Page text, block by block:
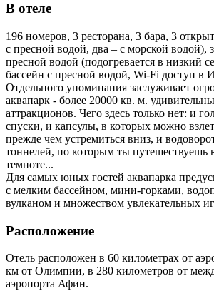
В отеле
196 номеров, 3 ресторана, 3 бара, 3
с пресной водой, два – с морской водой),
пресной водой (подогревается в низкий
бассейн с пресной водой, Wi-Fi доступ в
Отдельного упоминания заслуживает
аквапарк - более 20000 кв. м.
аттракционов. Чего здесь только нет: и
спуски, и капсулы, в которых можно
прежде чем устремиться вниз, и
тоннелей, по которым ты путешествуешь
темноте...
Для самых юных гостей аквапарка
с мелким бассейном, мини-горками,
вулканом и множеством увлекательных
Расположение
Отель расположен в 60 километрах от
км от Олимпии, в 280 километров от
аэропорта Афин.